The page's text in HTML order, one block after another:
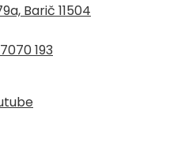
Barič 11504
193